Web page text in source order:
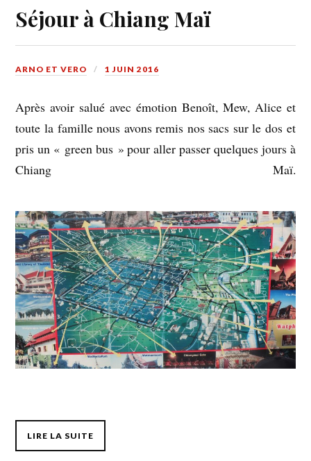
Séjour à Chiang Maï
ARNO ET VERO 1 JUIN 2016
Après avoir salué avec émotion Benoît, Mew, Alice et
toute la famille nous avons remis nos sacs sur le dos et
pris un « green bus » pour aller passer quelques jours à
Chiang Maï.
LIRE LA SUITE